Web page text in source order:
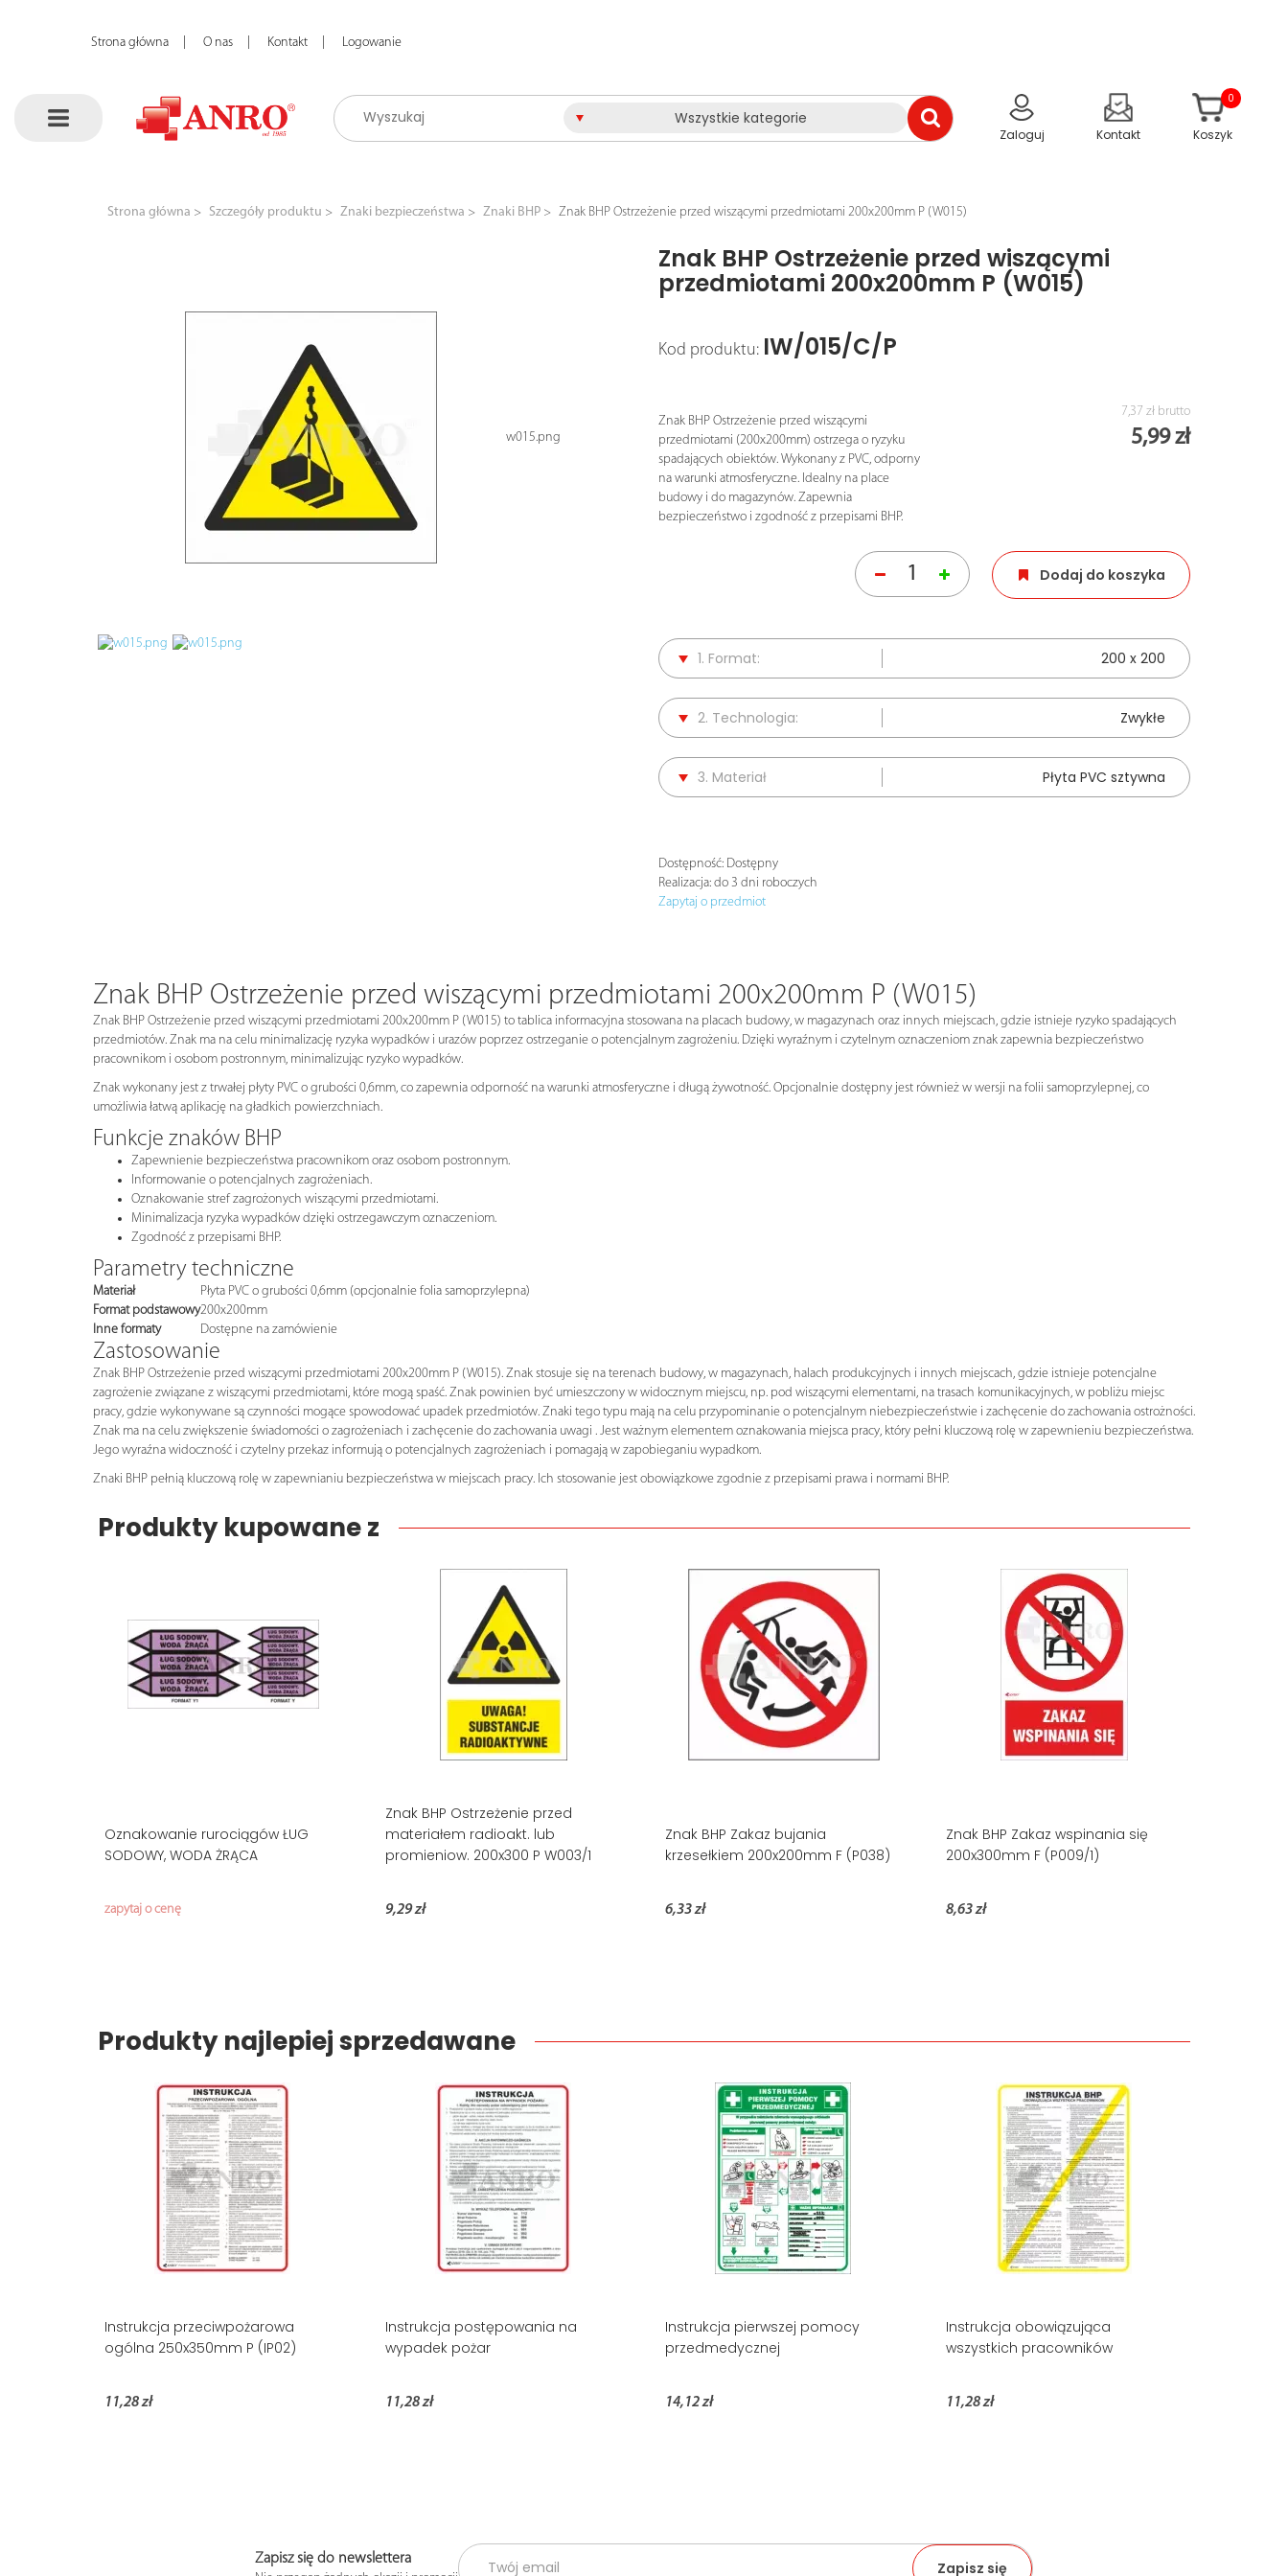
Strona główna O nas Kontakt Logowanie
Wszystkie kategorie
Zaloguj Kontakt Koszyk
0
Strona główna Szczegóły produktu Znaki bezpieczeństwa Znaki BHP Znak BHP Ostrzeżenie przed wiszącymi przedmiotami 200x200mm P (W015)
w015.png
Znak BHP Ostrzeżenie przed wiszącymi
przedmiotami 200x200mm P (W015)
Kod produktu: IW/015/C/P
Znak BHP Ostrzeżenie przed wiszącymi
przedmiotami (200x200mm) ostrzega o ryzyku
spadających obiektów. Wykonany z PVC, odporny
na warunki atmosferyczne. Idealny na place
budowy i do magazynów. Zapewnia
bezpieczeństwo i zgodność z przepisami BHP.
7,37 zł brutto
5,99 zł
Dodaj do koszyka
1. Format: 200 x 200
2. Technologia: Zwykłe
3. Materiał Płyta PVC sztywna
Dostępność: Dostępny
Realizacja: do 3 dni roboczych
Zapytaj o przedmiot
Znak BHP Ostrzeżenie przed wiszącymi przedmiotami 200x200mm P (W015)
Znak BHP Ostrzeżenie przed wiszącymi przedmiotami 200x200mm P (W015) to tablica informacyjna stosowana na placach budowy, w magazynach oraz innych miejscach, gdzie istnieje ryzyko spadających
przedmiotów. Znak ma na celu minimalizację ryzyka wypadków i urazów poprzez ostrzeganie o potencjalnym zagrożeniu. Dzięki wyraźnym i czytelnym oznaczeniom znak zapewnia bezpieczeństwo
pracownikom i osobom postronnym, minimalizując ryzyko wypadków.
Znak wykonany jest z trwałej płyty PVC o grubości 0,6mm, co zapewnia odporność na warunki atmosferyczne i długą żywotność. Opcjonalnie dostępny jest również w wersji na folii samoprzylepnej, co
umożliwia łatwą aplikację na gładkich powierzchniach.
Funkcje znaków BHP
Zapewnienie bezpieczeństwa pracownikom oraz osobom postronnym.
Informowanie o potencjalnych zagrożeniach.
Oznakowanie stref zagrożonych wiszącymi przedmiotami.
Minimalizacja ryzyka wypadków dzięki ostrzegawczym oznaczeniom.
Zgodność z przepisami BHP.
Parametry techniczne
Materiał
Płyta PVC o grubości 0,6mm (opcjonalnie folia samoprzylepna)
Format podstawowy200x200mm
Inne formaty
Dostępne na zamówienie
Zastosowanie
Znak BHP Ostrzeżenie przed wiszącymi przedmiotami 200x200mm P (W015). Znak stosuje się na terenach budowy, w magazynach, halach produkcyjnych i innych miejscach, gdzie istnieje potencjalne
zagrożenie związane z wiszącymi przedmiotami, które mogą spaść. Znak powinien być umieszczony w widocznym miejscu, np. pod wiszącymi elementami, na trasach komunikacyjnych, w pobliżu miejsc
pracy, gdzie wykonywane są czynności mogące spowodować upadek przedmiotów. Znaki tego typu mają na celu przypominanie o potencjalnym niebezpieczeństwie i zachęcenie do zachowania ostrożności.
Znak ma na celu zwiększenie świadomości o zagrożeniach i zachęcenie do zachowania uwagi . Jest ważnym elementem oznakowania miejsca pracy, który pełni kluczową rolę w zapewnieniu bezpieczeństwa.
Jego wyraźna widoczność i czytelny przekaz informują o potencjalnych zagrożeniach i pomagają w zapobieganiu wypadkom.
Znaki BHP pełnią kluczową rolę w zapewnianiu bezpieczeństwa w miejscach pracy. Ich stosowanie jest obowiązkowe zgodnie z przepisami prawa i normami BHP.
Produkty kupowane z
Oznakowanie rurociągów ŁUG
SODOWY, WODA ŻRĄCA
zapytaj o cenę
Znak BHP Ostrzeżenie przed
materiałem radioakt. lub
promieniow. 200x300 P W003/1
9,29 zł
Znak BHP Zakaz bujania
krzesełkiem 200x200mm F (P038)
6,33 zł
Znak BHP Zakaz wspinania się
200x300mm F (P009/1)
8,63 zł
Produkty najlepiej sprzedawane
Instrukcja przeciwpożarowa
ogólna 250x350mm P (IP02)
11,28 zł
Instrukcja postępowania na
wypadek pożar
11,28 zł
Instrukcja pierwszej pomocy
przedmedycznej
14,12 zł
Instrukcja obowiązująca
wszystkich pracowników
11,28 zł
Zapisz się do newslettera